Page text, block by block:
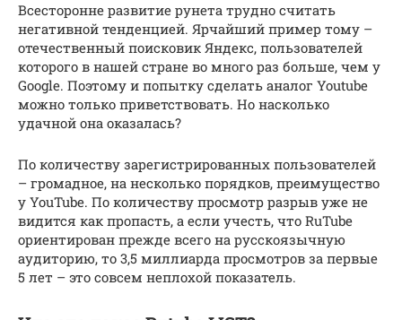
Всесторонне развитие рунета трудно считать
негативной тенденцией. Ярчайший пример тому –
отечественный поисковик Яндекс, пользователей
которого в нашей стране во много раз больше, чем у
Google. Поэтому и попытку сделать аналог Youtube
можно только приветствовать. Но насколько
удачной она оказалась?
По количеству зарегистрированных пользователей
– громадное, на несколько порядков, преимущество
у YouTube. По количеству просмотр разрыв уже не
видится как пропасть, а если учесть, что RuTube
ориентирован прежде всего на русскоязычную
аудиторию, то 3,5 миллиарда просмотров за первые
5 лет – это совсем неплохой показатель.